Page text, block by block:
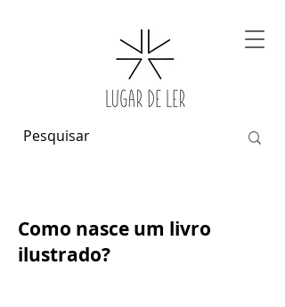
Como nasce um livro
ilustrado?